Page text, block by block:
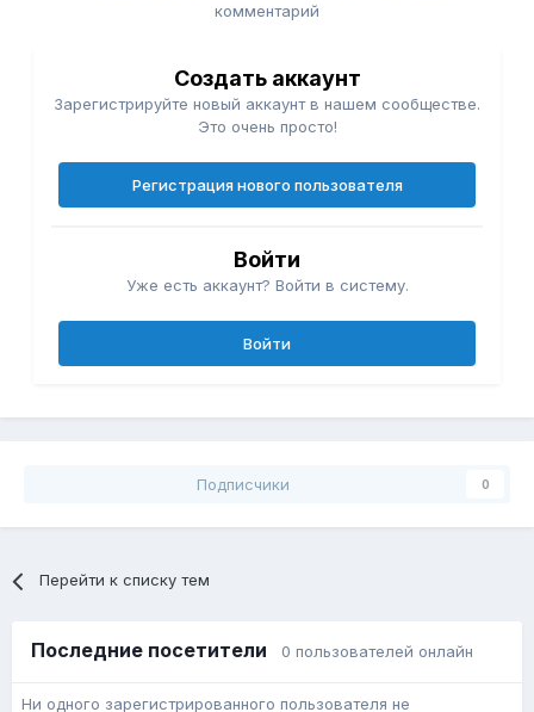
комментарий
Создать аккаунт
Зарегистрируйте новый аккаунт в нашем сообществе.
Это очень просто!
Регистрация нового пользователя
Войти
Уже есть аккаунт? Войти в систему.
Войти
Подписчики 0
Перейти к списку тем
Последние посетители 0 пользователей онлайн
Ни одного зарегистрированного пользователя не